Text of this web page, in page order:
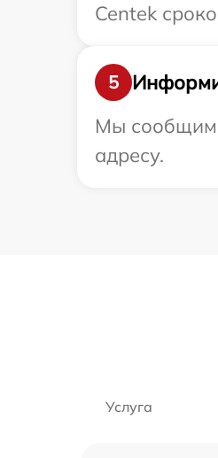
Centek
5
Мы сообщим
адресу.
Услуга